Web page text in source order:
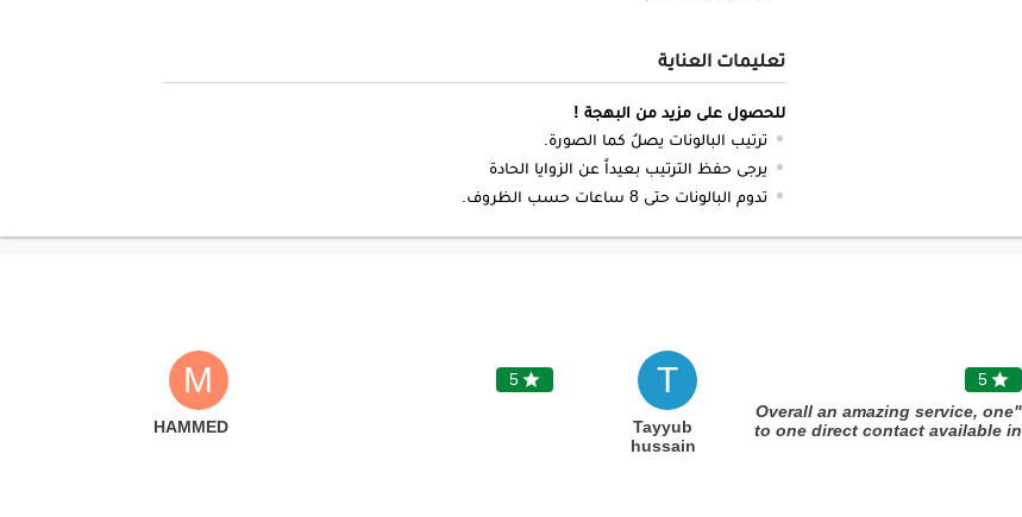
تعليمات العناية
للحصول على مزيد من البهجة !
ترتيب البالونات يصلُ كما الصورة.
يرجى حفظ الترتيب بعيداً عن الزوايا الحادة
تدوم البالونات حتى 8 ساعات حسب الظروف.
T
Tayyub
hussain
5
"Overall an amazing service, one
to one direct contact available in
M
MOHAMMED
5